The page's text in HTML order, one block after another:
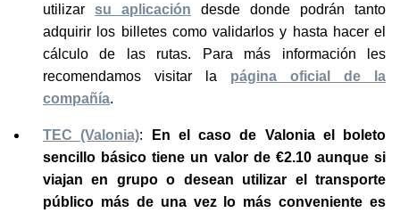
utilizar su aplicación desde donde podrán tanto
adquirir los billetes como validarlos y hasta hacer el
cálculo de las rutas. Para más información les
recomendamos visitar la página oficial de la
compañía.
TEC (Valonia):
En el caso de Valonia el boleto
sencillo básico tiene un valor de €2.10 aunque si
viajan en grupo o desean utilizar el transporte
público más de una vez lo más conveniente es